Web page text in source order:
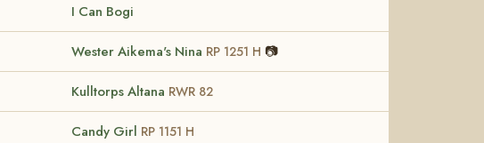
I Can Bogi
Wester Aikema's Nina RP 1251 H 📷
Kulltorps Altana RWR 82
Candy Girl RP 1151 H